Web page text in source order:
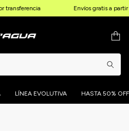
Envíos gratis a partir
LÍNEA EVOLUTIVA HASTA 50% OFF